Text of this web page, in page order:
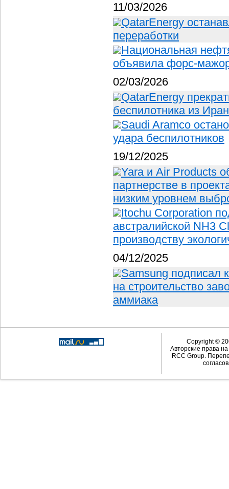
11/03/2026
QatarEnergy
переработки
Национальная
объявила форс-
02/03/2026
QatarEnergy
беспилотника из
Saudi Aramco
удара беспилотников
19/12/2025
Yara и Air Products
партнерстве в
низким уровнем
Itochu Corporation
австралийской NH3
производству
04/12/2025
Samsung подписал
на строительство
аммиака
Copyright ©
Авторские права
RCC Group.